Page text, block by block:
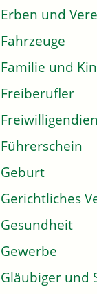
Erben und
Fahrzeuge
Familie und
Freiberufler
Führerschein
Geburt
Gerichtliches
Gesundheit
Gewerbe
Gläubiger und